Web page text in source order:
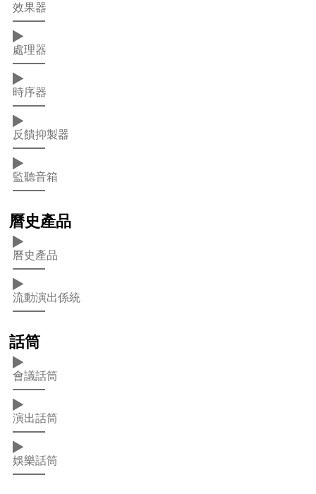
效果器
處理器
時序器
反饋抑製器
監聽音箱
曆史產品
曆史產品
流動演出係統
話筒
會議話筒
演出話筒
娛樂話筒